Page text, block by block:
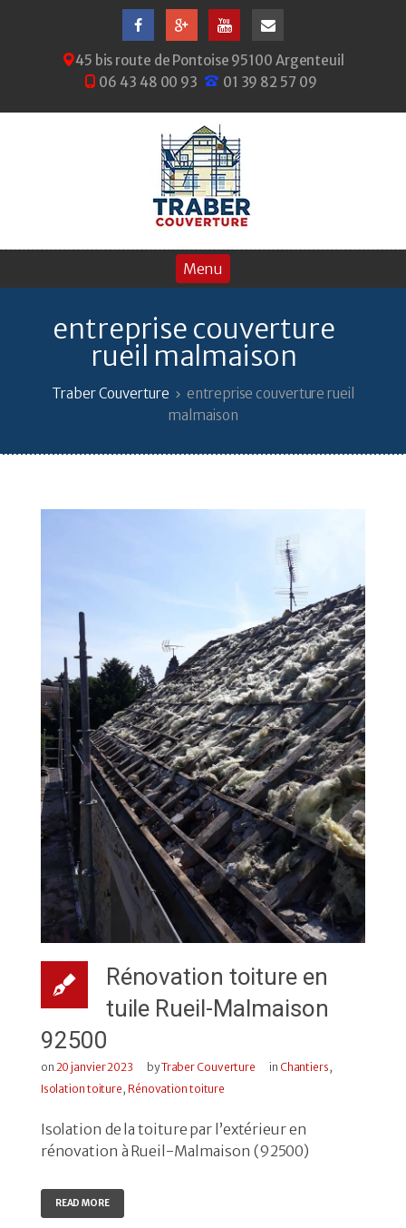
45 bis route de Pontoise 95100 Argenteuil
06 43 48 00 93
01 39 82 57 09
entreprise couverture
rueil malmaison
Traber Couverture
entreprise couverture rueil
malmaison
Rénovation toiture en
tuile Rueil-Malmaison
92500
on 20 janvier 2023 byTraber Couverture in Chantiers,
Isolation toiture, Rénovation toiture
Isolation de la toiture par l’extérieur en
rénovation à Rueil-Malmaison (92500)
READ MORE